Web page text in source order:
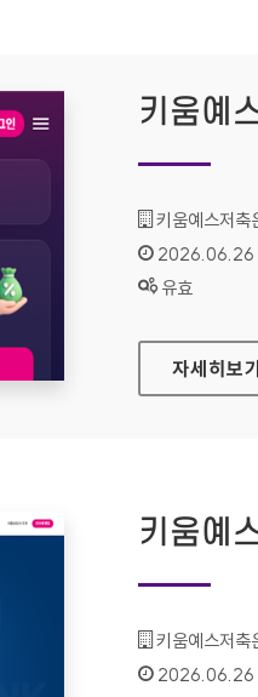
키움예
기관명 :
키움예스저축
인증기간 :
상태 :
유효
키움예스
자세히보기
키움예
기관명 :
키움예스저축
인증기간 :